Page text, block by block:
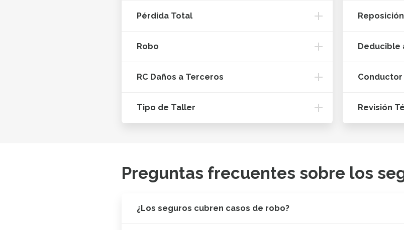
Pérdida Total
Robo
RC Daños a Terceros
Tipo de Taller
Deducible
Revisión
Preguntas frecuentes sobre los
¿Los seguros cubren casos de robo?